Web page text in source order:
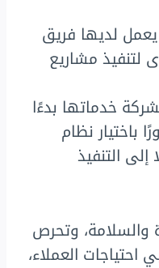
لديها فريق
مشاريع
خدماتها بدءًا
باختيار نظام
التنفيذ
والسلامة، وتحرص
العملاء،